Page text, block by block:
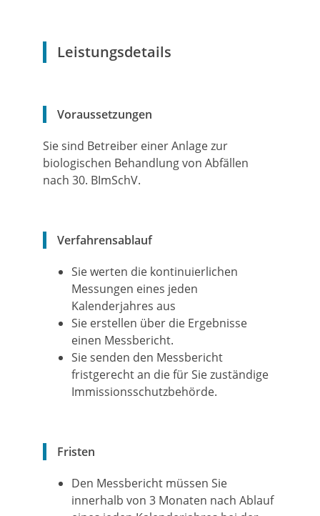
Leistungsdetails
Voraussetzungen
Sie sind Betreiber einer Anlage zur
biologischen Behandlung von Abfällen
nach 30. BImSchV.
Verfahrensablauf
Sie werten die kontinuierlichen
Messungen eines jeden
Kalenderjahres aus
Sie erstellen über die Ergebnisse
einen Messbericht.
Sie senden den Messbericht
fristgerecht an die für Sie zuständige
Immissionsschutzbehörde.
Fristen
Den Messbericht müssen Sie
innerhalb von 3 Monaten nach Ablauf